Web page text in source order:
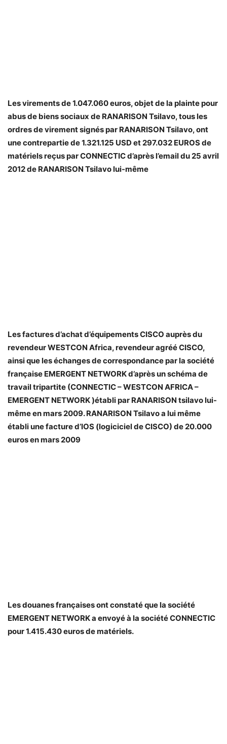
Les virements de 1.047.060 euros, objet de la plainte pour
abus de biens sociaux de RANARISON Tsilavo, tous les
ordres de virement signés par RANARISON Tsilavo, ont
une contrepartie de 1.321.125 USD et 297.032 EUROS de
matériels reçus par CONNECTIC d’après l’email du 25 avril
2012 de RANARISON Tsilavo lui-même
Les factures d’achat d’équipements CISCO auprès du
revendeur WESTCON Africa, revendeur agréé CISCO,
ainsi que les échanges de correspondance par la société
française EMERGENT NETWORK d’après un schéma de
travail tripartite (CONNECTIC – WESTCON AFRICA –
EMERGENT NETWORK )établi par RANARISON tsilavo lui-
même en mars 2009. RANARISON Tsilavo a lui même
établi une facture d’IOS (logiciciel de CISCO) de 20.000
euros en mars 2009
Les douanes françaises ont constaté que la société
EMERGENT NETWORK a envoyé à la société CONNECTIC
pour 1.415.430 euros de matériels.